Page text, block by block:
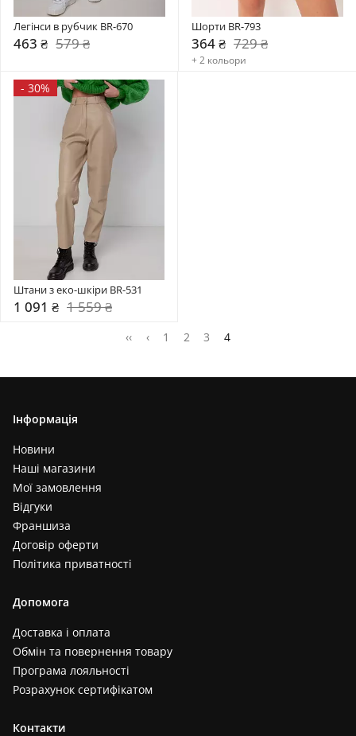
Легінси в рубчик BR-670
463 ₴ 579 ₴
Шорти BR-793
364 ₴ 729 ₴
+ 2 кольори
- 30%
Штани з еко-шкіри BR-531
1 091 ₴ 1 559 ₴
‹‹ ‹ 1 2 3 4
Інформація
Новини
Наші магазини
Мої замовлення
Відгуки
Франшиза
Договір оферти
Політика приватності
Допомога
Доставка і оплата
Обмін та повернення товару
Програма лояльності
Розрахунок сертифікатом
Контакти